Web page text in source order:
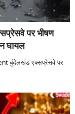
पर भीषण
घायल
बुंदेलखंड एक्सप्रेसवे पर